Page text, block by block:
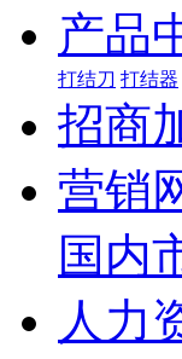
产品
打结刀 打结器
招商
营销
国内
人力